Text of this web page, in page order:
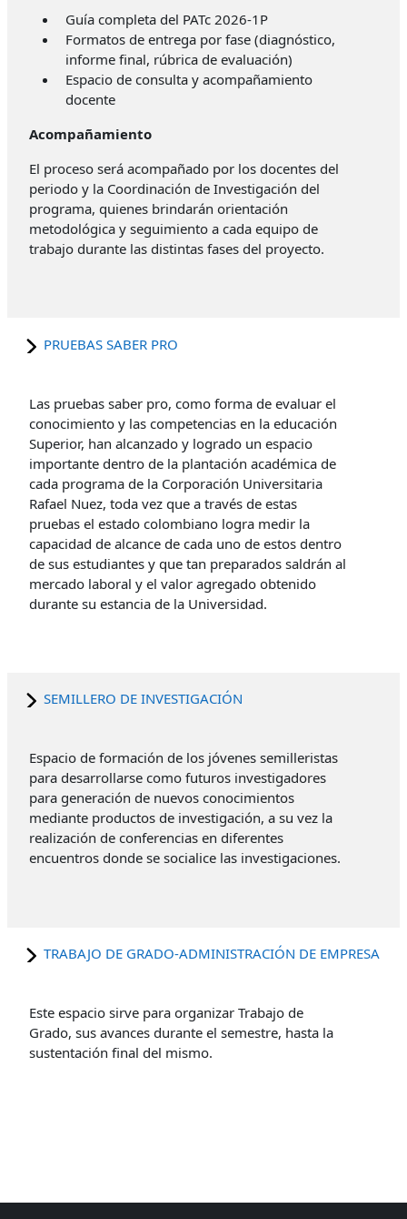
Guía completa del PATc 2026-1P
Formatos de entrega por fase (diagnóstico,
informe final, rúbrica de evaluación)
Espacio de consulta y acompañamiento
docente
Acompañamiento
El proceso será acompañado por los docentes del
periodo y la Coordinación de Investigación del
programa, quienes brindarán orientación
metodológica y seguimiento a cada equipo de
trabajo durante las distintas fases del proyecto.
PRUEBAS SABER PRO
Las pruebas saber pro, como forma de evaluar el
conocimiento y las competencias en la educación
Superior, han alcanzado y logrado un espacio
importante dentro de la plantación académica de
cada programa de la Corporación Universitaria
Rafael Nuez, toda vez que a través de estas
pruebas el estado colombiano logra medir la
capacidad de alcance de cada uno de estos dentro
de sus estudiantes y que tan preparados saldrán al
mercado laboral y el valor agregado obtenido
durante su estancia de la Universidad.
SEMILLERO DE INVESTIGACIÓN
Espacio de formación de los jóvenes semilleristas
para desarrollarse como futuros investigadores
para generación de nuevos conocimientos
mediante productos de investigación, a su vez la
realización de conferencias en diferentes
encuentros donde se socialice las investigaciones.
TRABAJO DE GRADO-ADMINISTRACIÓN DE EMPRESA
Este espacio sirve para organizar Trabajo de
Grado, sus avances durante el semestre, hasta la
sustentación final del mismo.